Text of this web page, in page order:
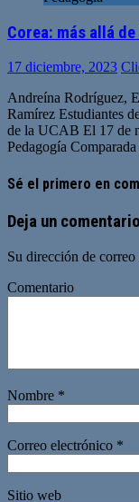
Corea: más allá
17 diciembre, 2023
Andreína Rodríguez,
Ramírez Estudiantes
de la UCAB El 17 de
Pedagogía
Sé el primero en
Deja un comentario
Su dirección de
Comentario
Nombre *
Correo electrónico *
Sitio web